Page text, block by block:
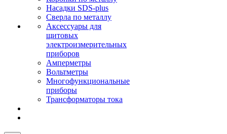
Насадки SDS-plus
Сверла по металлу
Аксессуары для
щитовых
электроизмерительных
приборов
Амперметры
Вольтметры
Многофункциональные
приборы
Трансформаторы тока